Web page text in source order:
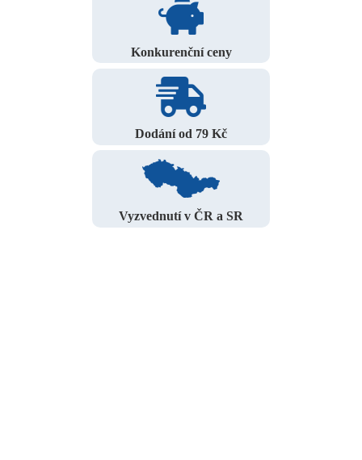
Konkurenční ceny
Dodání od 79 Kč
Vyzvednutí v ČR a SR